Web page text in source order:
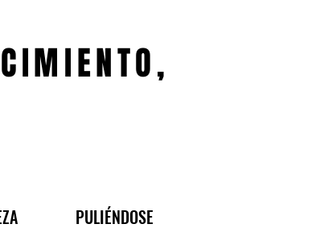
PULIÉNDOSE